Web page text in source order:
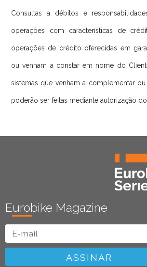
Consultas a débitos e
operações com características de
operações de crédito oferecidas em
ou venham a constar em nome do
sistemas que venham a complementar
poderão ser feitas mediante autorização do
Eurobike Magazine
ASSINAR